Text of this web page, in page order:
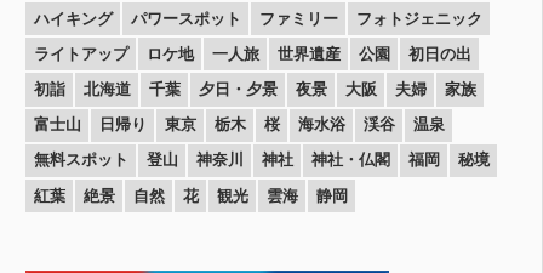
ハイキング
パワースポット ファミリー
フォトジェニック
ライトアップ
ロケ地 一人旅 世界遺産 公園
初日の出
初詣
北海道 千葉 夕日・夕景 夜景 大阪 夫婦
家族
富士山
日帰り 東京 栃木 桜 海水浴 渓谷
温泉
無料スポット
登山 神奈川 神社 神社・仏閣 福岡
秘境
紅葉
絶景 自然 花 観光 雲海 静岡